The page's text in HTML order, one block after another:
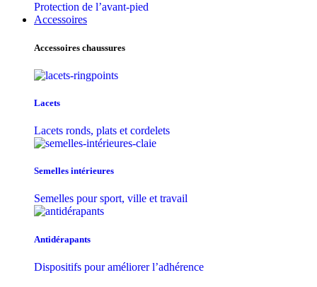
Protection de l’avant-pied
Accessoires
Accessoires chaussures
Lacets
Lacets ronds, plats et cordelets
Semelles intérieures
Semelles pour sport, ville et travail
Antidérapants
Dispositifs pour améliorer l’adhérence